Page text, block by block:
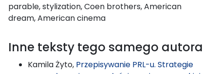
parable, stylization, Coen brothers, American
dream, American cinema
Inne teksty tego samego autora
Kamila Żyto, Przepisywanie PRL-u. Strategie